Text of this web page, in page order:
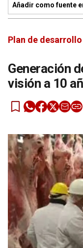
Añadir como fuente
Plan de desarrollo
Generación
visión a 10